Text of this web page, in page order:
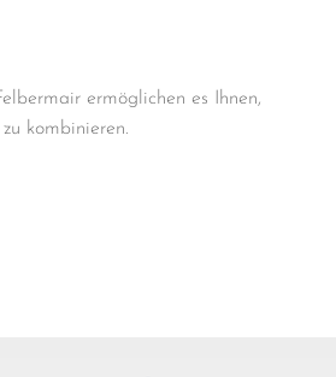
ermöglichen es Ihnen,
kombinieren.